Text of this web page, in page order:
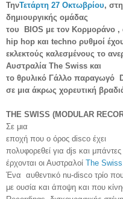
ΤηνΤετάρτη 27 Οκτωβρίου,
δημιουργικής ομάδας
του BIOS με τον Κορμoράνο ,
hip hop και techno ρυθμοί
εκλεκτούς καλεσμένους το
Αυστραλία The Swiss και
το θρυλικό Γάλλο παραγωγό
σε μια άκρως χορευτική
THE SWISS (MODULAR
Σε μια
εποχή που ο όρος disco έχει
πολυφορεθεί για djs και
έρχονται οι Αυστραλοί The Swiss
Ένα αυθεντικό nu-disco τρίο
με ουσία και άποψη και που